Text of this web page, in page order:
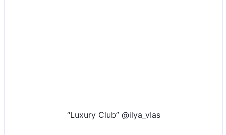
“Luxury Club” @ilya_vIas